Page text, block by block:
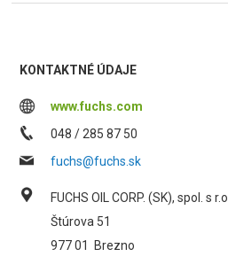
KONTAKTNÉ ÚDAJE
www.fuchs.com
048 / 285 87 50
fuchs@fuchs.sk
FUCHS OIL CORP. (SK), spol. s r.o.
Štúrova 51
977 01
Brezno